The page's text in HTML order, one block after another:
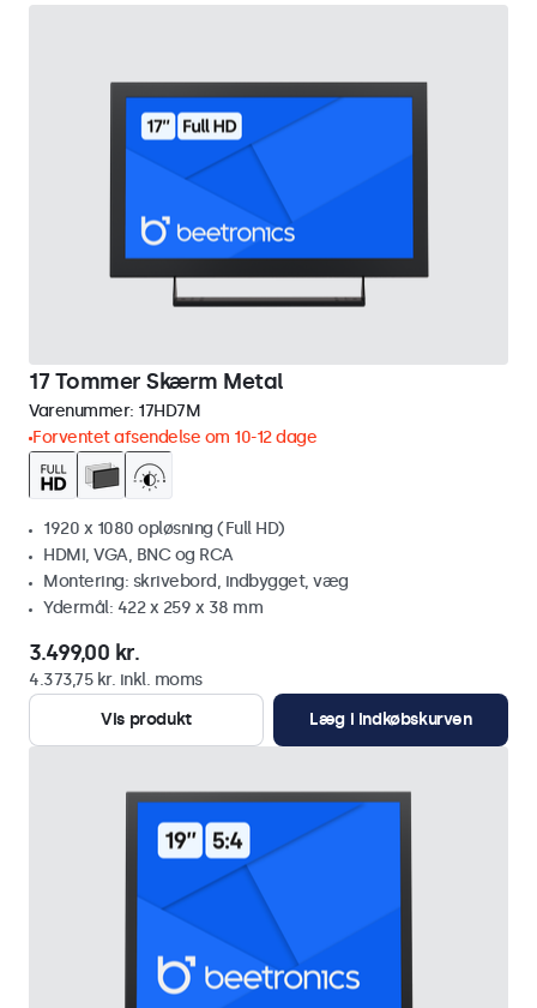
17 Tommer Skærm Metal
Varenummer: 17HD7M
Forventet afsendelse om 10-12 dage
1920 x 1080 opløsning (Full HD)
HDMI, VGA, BNC og RCA
Montering: skrivebord, indbygget, væg
Ydermål: 422 x 259 x 38 mm
3.499,00 kr.
4.373,75 kr. inkl. moms
Vis produkt
Læg i indkøbskurven